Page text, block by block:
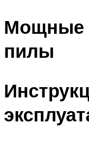
Мощные
пилы